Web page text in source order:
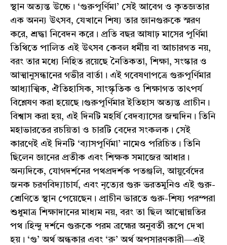
স্থান অত্যন্ত উচ্চে। ‘গুরুপূর্ণিমা’ সেই আবেগ ও কৃতজ্ঞতার
এক অনন্য উৎসব, যেখানে শিষ্য তার জ্ঞানগুরুকে স্মরণ
করে, শ্রদ্ধা নিবেদন করে। প্রতি বছর আষাঢ় মাসের পূর্ণিমা
তিথিতে পালিত এই উৎসব কেবল ধর্মীয় বা আচারগত নয়,
বরং তার মধ্যে নিহিত রয়েছে নৈতিকতা, শিক্ষা, সংস্কার ও
আত্মানুসন্ধানের গভীর বার্তা। এই গবেষণাপত্রে গুরুপূর্ণিমার
আধ্যাত্মিক, ঐতিহাসিক, সাংস্কৃতিক ও শিক্ষাগত তাৎপর্য
বিশ্লেষণ করা হয়েছে।গুরুপূর্ণিমার ইতিহাস অত্যন্ত প্রাচীন।
বিশ্বাস করা হয়, এই দিনটি মহর্ষি বেদব্যাসের জন্মদিন। তিনি
মহাভারতের রচয়িতা ও চারটি বেদের সংকলক। সেই
কারণেই এই দিনটি ‘ব্যাসপূর্ণিমা’ নামেও পরিচিত। তিনি
ছিলেন জ্ঞানের প্রতীক এবং শিক্ষক সমাজের আধার।
অন্যদিকে, যোগদর্শনের পথপ্রদর্শক পতঞ্জলি, আয়ুর্বেদের
জনক চরণবিদ্যাচার্য, এবং নৃত্যের গুরু ভরতমুনিও এই গুরু-
শ্রেণিতে স্থান পেয়েছেন। প্রাচীন ভারতে গুরু-শিষ্য পরম্পরা
শুধুমাত্র শিক্ষাদানের মাধ্যম নয়, বরং তা ছিল আত্মোন্নতির
পথ।হিন্দু দর্শনে গুরুকে পরম ব্রহ্মের অনুবর্তী রূপে দেখা
হয়। ‘গু’ অর্থ অন্ধকার এবং ‘রু’ অর্থ অপসারণকারী—এই